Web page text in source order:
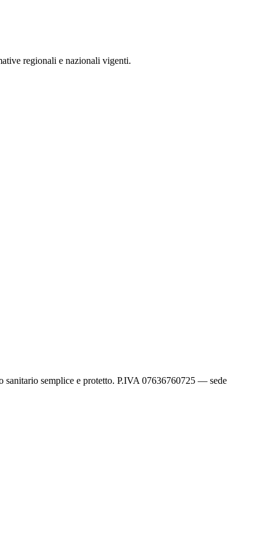
regionali e nazionali vigenti.
semplice e protetto. P.IVA 07636760725 — sede